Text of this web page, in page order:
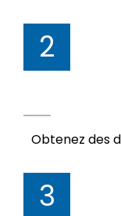
2
Obtenez des
3